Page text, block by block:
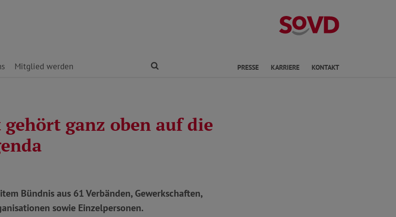
Landesverband
Mitglied werden PRESSE KARRIERE KONTAKT
ganz oben auf die
Bündnis aus 61 Verbänden, Gewerkschaften,
sowie Einzelpersonen.